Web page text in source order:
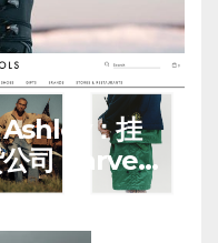
：挂
公司 Harvey
旋”